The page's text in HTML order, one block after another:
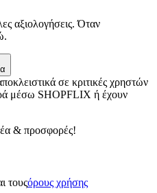
αξιολογήσεις. Όταν
σε κριτικές χρηστών
μέσω SHOPFLIX ή έχουν
& προσφορές!
τουςόρους χρήσης